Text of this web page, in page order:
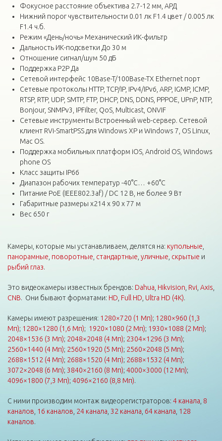
Фокусное расстояние объектива 2.7-12 мм, АРД
Нижний порог чувствительности 0.01 лк F1.4 цвет / 0.005 лк
F1.4 ч.б.
Режим «День/ночь» Механический ИК-фильтр
Дальность ИК-подсветки До 30 м
Отношение сигнал/шум 50 дБ
Поддержка P2P Да
Сетевой интерфейс 10Base-T/100Base-TX Ethernet порт
Сетевые протоколы HTTP, TCP/IP, IPv4/IPv6, ARP, IGMP, ICMP,
RTSP, RTP, UDP, SMTP, FTP, DHCP, DNS, DDNS, PPPOE, UPnP, NTP,
Bonjour, SNMPv3, IPFilter, QoS, Multicast, ONVIF
Сетевые инструменты Встроенный web-сервер. Сетевой
клиент RVi-SmartPSS для Windows XP и Windows 7, OS Linux,
Mac OS.
Поддержка мобильных платформ iOS, Android OS, Windows
phone OS
Класс защиты IP66
Диапазон рабочих температур -40°С… +60°С
Питание PoE (IEEE802.3af) / DC 12 В, не более 9 Вт
Габаритные размеры x214 x 90 x 77 м
Вес 650 г
Камеры, которые мы устанавливаем, делятся на: купольные
панорамные поворотные стандартные уличные скрытые и
рыбий глаз.
Это видеокамеры известных брендов: Dahua Hikvision Rvi Axis
CNB. Они бывают форматами: HD Full HD Ultra HD (4K).
Камеры имеют разрешения: 1280×720 (1 Мп); 1280×960 (1,3
Мп); 1280×1280 (1,6 Мп); 1920×1080 (2 Мп); 1930×1088 (2 Мп);
2048×1536 (3 Мп); 2048×2048 (4 Мп); 2304×1296 (3 Мп);
2560×1440 (4 Мп); 2560×1920 (5 Мп); 2560×2048 (5 Мп);
2688×1512 (4 Мп); 2688×1520 (4 Мп); 2688×1532 (4 Мп);
3072×2048 (6 Мп); 3840×2160 (8 Мп); 4000×3000 (12 Мп);
4096×1800 (7,3 Мп); 4096×2160 (8,8 Мп).
С ними производим монтаж видеорегистраторов: 4 канала 8
каналов 16 каналов 24 канала 32 канала 64 канала 128
каналов.